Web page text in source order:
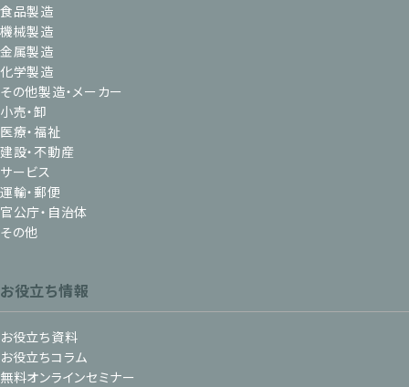
食品製造
機械製造
金属製造
化学製造
その他製造・メーカー
小売・卸
医療・福祉
建設・不動産
サービス
運輸・郵便
官公庁・自治体
その他
お役立ち情報
お役立ち資料
お役立ちコラム
無料オンラインセミナー